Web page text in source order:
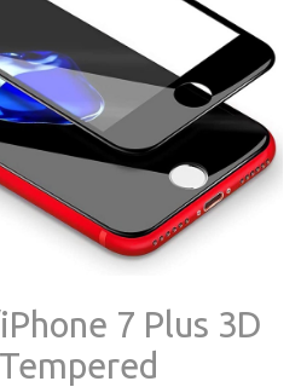
7 Plus 3D